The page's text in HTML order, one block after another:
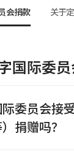
会捐款 关于
国际委
委员会接
捐赠吗？